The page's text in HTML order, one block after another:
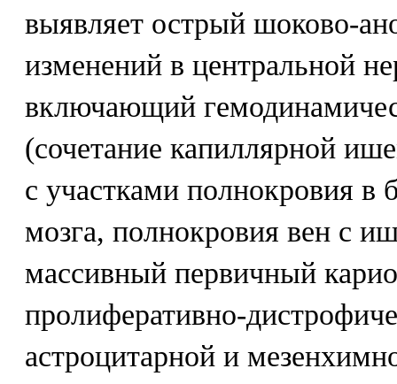
выявляет острый шоково-
изменений в центральной
включающий
(сочетание капиллярной
с участками полнокровия в
мозга, полнокровия вен с
массивный первичный
пролиферативно-
астроцитарной и